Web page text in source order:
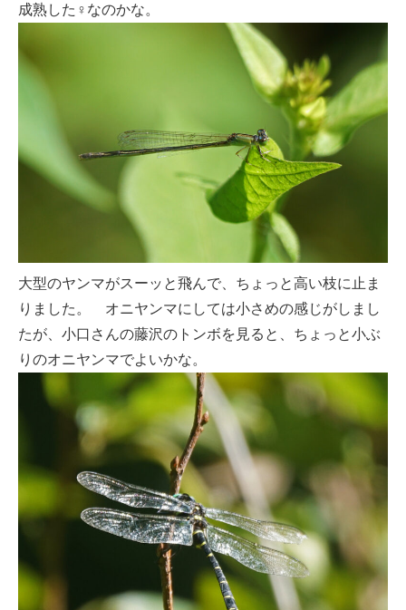
成熟した♀なのかな。
大型のヤンマがスーッと飛んで、ちょっと高い枝に止ま
りました。 オニヤンマにしては小さめの感じがしまし
たが、小口さんの藤沢のトンボを見ると、ちょっと小ぶ
りのオニヤンマでよいかな。